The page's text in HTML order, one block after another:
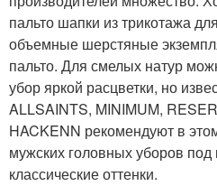
пальто шапки из трикотажа
объемные шерстяные
пальто. Для смелых натур
убор яркой расцветки, но
ALLSAINTS, MINIMUM,
HACKENN рекомендуют в
мужских головных уборов
классические оттенки.